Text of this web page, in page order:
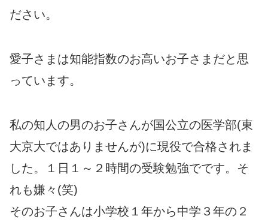
ださい。
愛子さまは知能指数のお高いお子さまだと思
っています。
私の知人の男のお子さんが国公立の医学部(東
大京大ではありませんが)に現役で合格されま
した。１日１～２時間の受験勉強でです。そ
れも嫌々(笑)
そのお子さんは小学校１年から中学３年の２